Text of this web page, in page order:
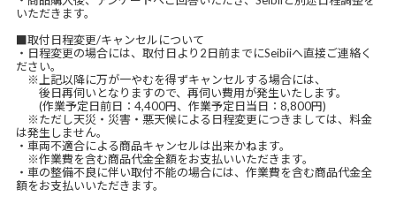
いただきます。
■取付日程変更/キャンセルについて
・日程変更の場合には、取付日より2日前までにSeibiiへ直接ご連絡く
ださい。
※上記以降に万が一やむを得ずキャンセルする場合には、
後日再伺いとなりますので、再伺い費用が発生いたします。
(作業予定日前日：4,400円、作業予定日当日：8,800円)
※ただし天災・災害・悪天候による日程変更につきましては、料金
は発生しません。
・車両不適合による商品キャンセルは出来かねます。
※作業費を含む商品代金全額をお支払いいただきます。
・車の整備不良に伴い取付不能の場合には、作業費を含む商品代金全
額をお支払いいただきます。